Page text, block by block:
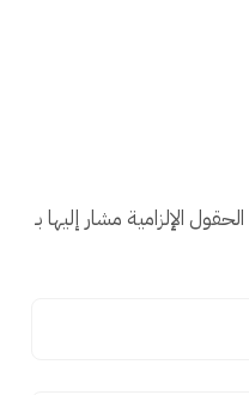
الحقول الإلزامية مشار إليها بـ